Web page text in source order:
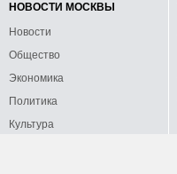
НОВОСТИ МОСКВЫ
Новости
Общество
Экономика
Политика
Культура